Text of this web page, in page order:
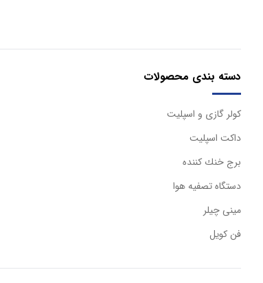
دسته بندی محصولات
كولر گازی و اسپليت
داكت اسپليت
برج خنك كننده
دستگاه تصفيه هوا
مینی چیلر
فن کویل